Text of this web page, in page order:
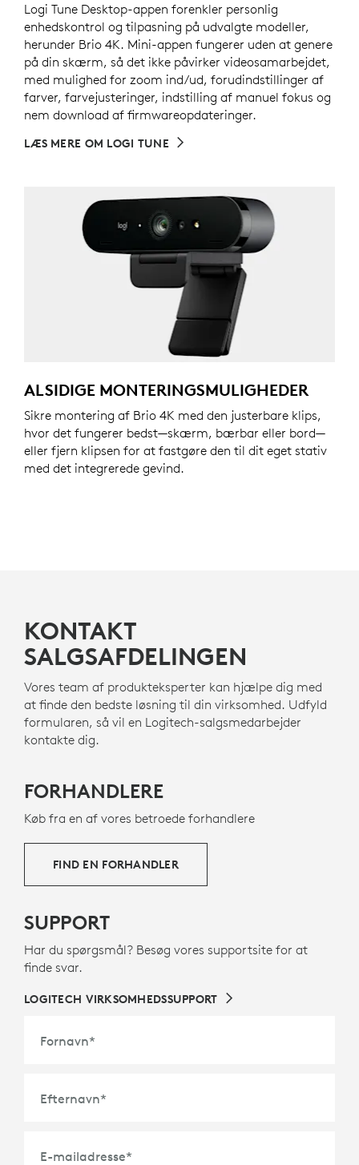
Logi Tune Desktop-appen forenkler personlig
enhedskontrol og tilpasning på udvalgte modeller,
herunder Brio 4K. Mini-appen fungerer uden at genere
på din skærm, så det ikke påvirker videosamarbejdet,
med mulighed for zoom ind/ud, forudindstillinger af
farver, farvejusteringer, indstilling af manuel fokus og
nem download af firmwareopdateringer.
LÆS MERE OM LOGI TUNE
ALSIDIGE MONTERINGSMULIGHEDER
Sikre montering af Brio 4K med den justerbare klips,
hvor det fungerer bedst—skærm, bærbar eller bord—
eller fjern klipsen for at fastgøre den til dit eget stativ
med det integrerede gevind.
KONTAKT
SALGSAFDELINGEN
Vores team af produkteksperter kan hjælpe dig med
at finde den bedste løsning til din virksomhed. Udfyld
formularen, så vil en Logitech-salgsmedarbejder
kontakte dig.
FORHANDLERE
Køb fra en af vores betroede forhandlere
FIND EN FORHANDLER
SUPPORT
Har du spørgsmål? Besøg vores supportsite for at
finde svar.
LOGITECH VIRKSOMHEDSSUPPORT
Fornavn*
Efternavn*
E-mailadresse*